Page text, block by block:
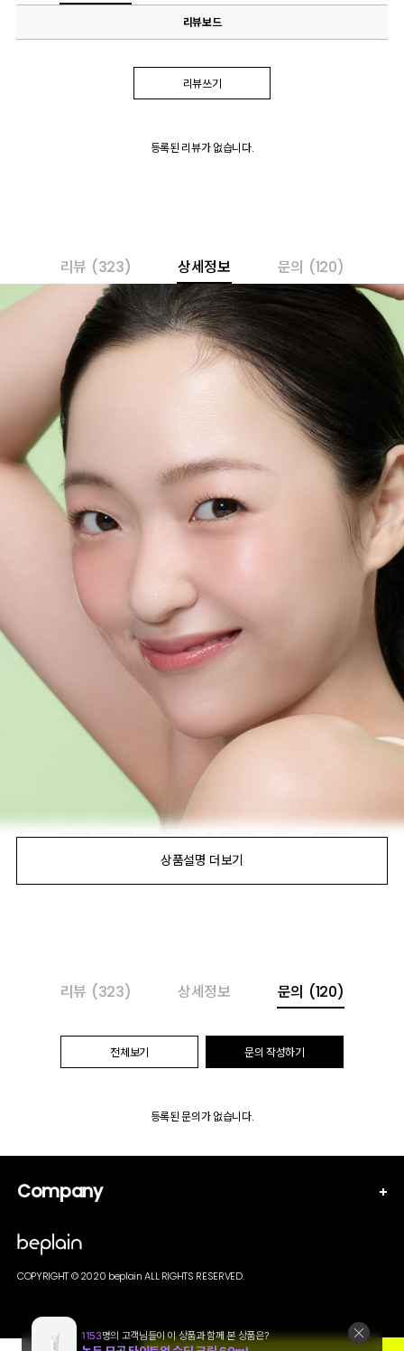
리뷰보드
리뷰쓰기
등록된 리뷰가 없습니다.
리뷰 (323) 상세정보 문의 (120)
리뷰 (323) 상세정보 문의 (120)
전체보기 문의 작성하기
등록된 문의가 없습니다.
Company
COPYRIGHT © 2020 beplain ALL RIGHTS RESERVED.